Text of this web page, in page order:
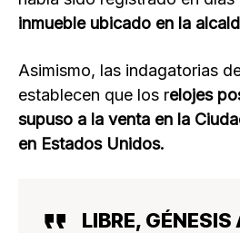
inmueble ubicado en la
Asimismo, las indagatorias
establecen que los relojes
supuso a la venta en la
en Estados Unidos.
LIBRE,